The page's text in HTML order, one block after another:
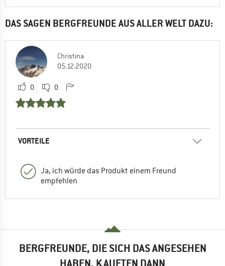
DAS SAGEN BERGFREUNDE AUS ALLER WELT DAZU:
Christina
05.12.2020
0 0
VORTEILE
Ja, ich würde das Produkt einem Freund
empfehlen
BERGFREUNDE, DIE SICH DAS ANGESEHEN